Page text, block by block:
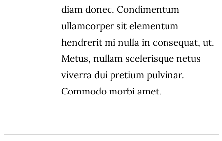
diam donec. Condimentum
ullamcorper sit elementum
hendrerit mi nulla in consequat, ut.
Metus, nullam scelerisque netus
viverra dui pretium pulvinar.
Commodo morbi amet.